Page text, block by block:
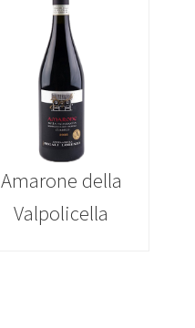
Amarone della
Valpolicella